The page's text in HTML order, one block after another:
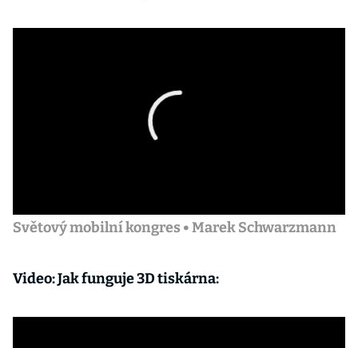
Světový mobilní kongres • Marek Schwarzmann
Video: Jak funguje 3D tiskárna: